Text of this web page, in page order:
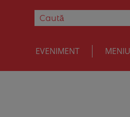
EVENIMENT MENIU